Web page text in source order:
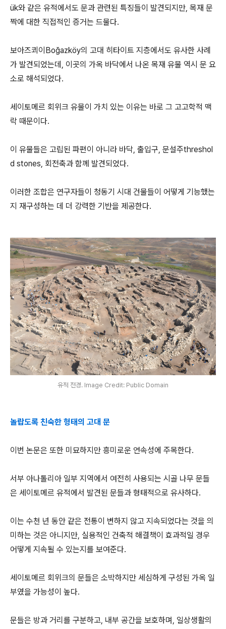
ük와 같은 유적에서도 문과 관련된 특징들이 발견되지만, 목재 문
짝에 대한 직접적인 증거는 드물다.
보아즈쾨이Boğazköy의 고대 히타이트 지층에서도 유사한 사례
가 발견되었는데, 이곳의 가옥 바닥에서 나온 목재 유물 역시 문 요
소로 해석되었다.
세이토메르 회위크 유물이 가치 있는 이유는 바로 그 고고학적 맥
락 때문이다.
이 유물들은 고립된 파편이 아니라 바닥, 출입구, 문설주threshol
d stones, 회전축과 함께 발견되었다.
이러한 조합은 연구자들이 청동기 시대 건물들이 어떻게 기능했는
지 재구성하는 데 더 강력한 기반을 제공한다.
유적 전경. Image Credit: Public Domain
놀랍도록 친숙한 형태의 고대 문
이번 논문은 또한 미묘하지만 흥미로운 연속성에 주목한다.
서부 아나톨리아 일부 지역에서 여전히 사용되는 시골 나무 문들
은 세이토메르 유적에서 발견된 문들과 형태적으로 유사하다.
이는 수천 년 동안 같은 전통이 변하지 않고 지속되었다는 것을 의
미하는 것은 아니지만, 실용적인 건축적 해결책이 효과적일 경우
어떻게 지속될 수 있는지를 보여준다.
세이토메르 회위크의 문들은 소박하지만 세심하게 구성된 가옥 일
부였을 가능성이 높다.
문들은 방과 거리를 구분하고, 내부 공간을 보호하며, 일상생활의